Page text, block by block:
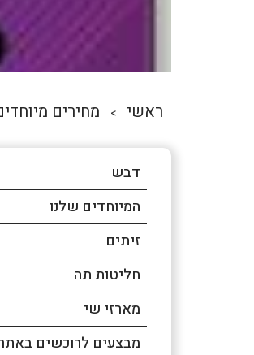
ראשי > מחירים
דבש
המיוחדים שלנו
זיתים
חליטות תה
מארזי שי
מבצעים לרוכשים